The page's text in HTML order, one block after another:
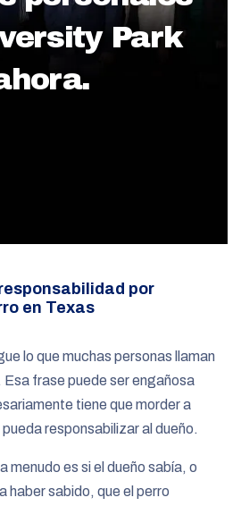
Park
por
en Texas
lo que muchas personas llaman
Esa frase puede ser engañosa
tiene que morder a
responsabilizar al dueño.
menudo es si el dueño sabía, o
haber sabido, que el perro